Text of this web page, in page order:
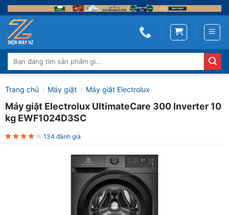
Skip
to
content
Tìm
kiếm:
Trang chủ / Máy giặt / Máy giặt Electrolux
Máy giặt Electrolux UltimateCare 300 Inverter 10
kg EWF1024D3SC
134 đánh giá